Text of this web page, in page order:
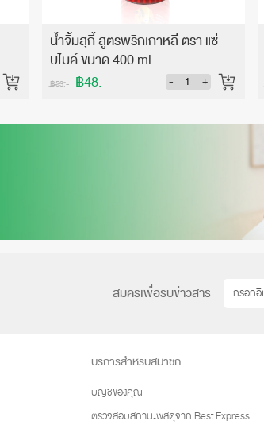
น้ำจิ้มสุกี้ สูตรพริกเกาหลี ตรา แซ่
บไมค์ ขนาด 400 ml.
฿53.- ฿48.- - +
สมัครเพื่อรับข่าวสาร
บริการสำหรับสมาชิก
บัญชีของคุณ
ตรวจสอบสถานะพัสดุจาก Best Express